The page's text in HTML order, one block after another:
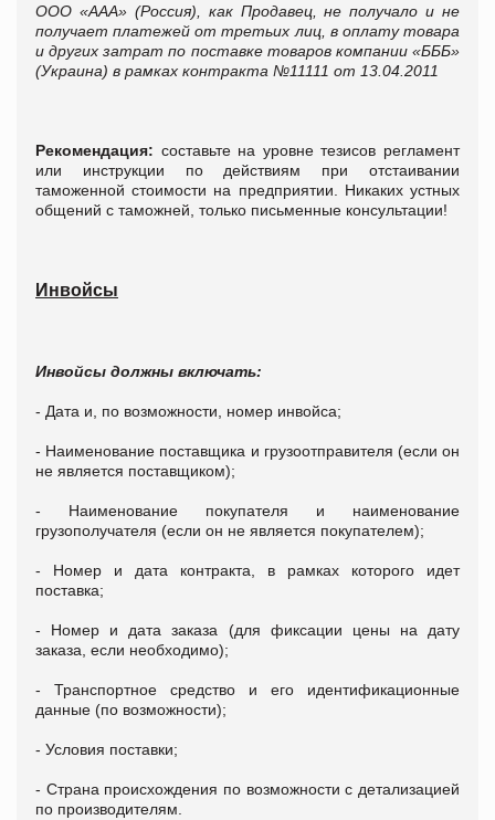
ООО «ААА» (Россия), как Продавец, не получало и не
получает платежей от третьих лиц, в оплату товара
и других затрат по поставке товаров компании «БББ»
(Украина) в рамках контракта №11111 от 13.04.2011
Рекомендация: составьте на уровне тезисов регламент
или инструкции по действиям при отстаивании
таможенной стоимости на предприятии. Никаких устных
общений с таможней, только письменные консультации!
Инвойсы
Инвойсы должны включать:
- Дата и, по возможности, номер инвойса;
- Наименование поставщика и грузоотправителя (если он
не является поставщиком);
- Наименование покупателя и наименование
грузополучателя (если он не является покупателем);
- Номер и дата контракта, в рамках которого идет
поставка;
- Номер и дата заказа (для фиксации цены на дату
заказа, если необходимо);
- Транспортное средство и его идентификационные
данные (по возможности);
- Условия поставки;
- Страна происхождения по возможности с детализацией
по производителям.